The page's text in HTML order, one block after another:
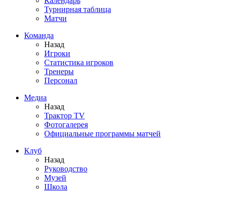
Турнирная таблица
Матчи
Команда
Назад
Игроки
Статистика игроков
Тренеры
Персонал
Медиа
Назад
Трактор TV
Фотогалерея
Официальные программы матчей
Клуб
Назад
Руководство
Музей
Школа